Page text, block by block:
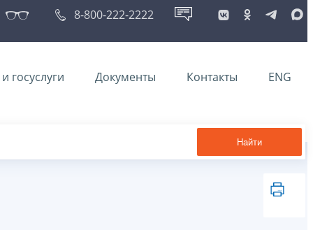
8-800-222-2222
госуслуги Документы Контакты ENG
Найти